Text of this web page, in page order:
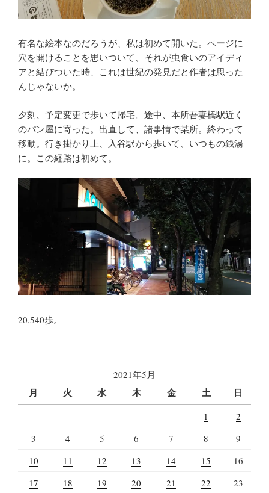
有名な絵本なのだろうが、私は初めて開いた。ページに
穴を開けることを思いついて、それが虫食いのアイディ
アと結びついた時、これは世紀の発見だと作者は思った
んじゃないか。
夕刻、予定変更で歩いて帰宅。途中、本所吾妻橋駅近く
のパン屋に寄った。出直して、諸事情で某所。終わって
移動。行き掛かり上、入谷駅から歩いて、いつもの銭湯
に。この経路は初めて。
20,540歩。
2021年5月
月 火 水 木 金 土 日
1
2
3
4 5 6 7 8
9
10
11 12 13 14 15
16
17
18 19 20 21 22
23